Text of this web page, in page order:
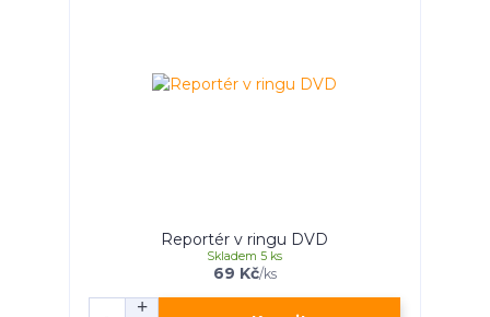
Reportér v ringu DVD
69 Kč/ks
Skladem 5 ks